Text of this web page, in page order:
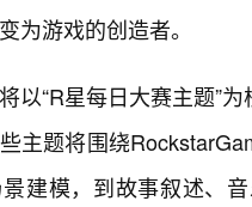
为游戏的创造者。
以“R星每日大赛主题”
主题将围绕
建模，到故事叙述、